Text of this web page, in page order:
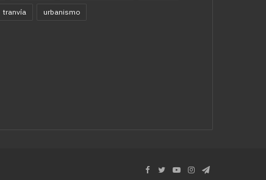
tranvía urbanismo
Facebook
TwitterYouTubeInstagram
Telegram